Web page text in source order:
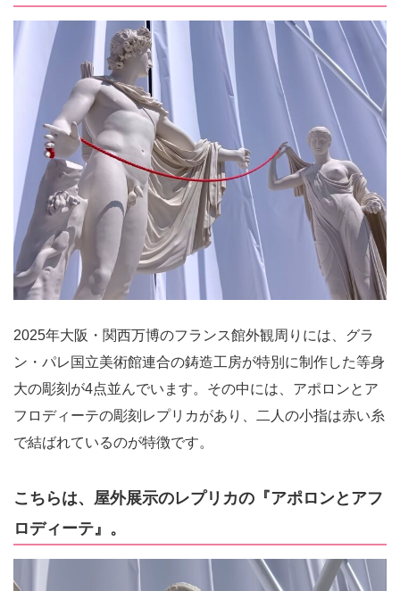
2025年大阪・関西万博のフランス館外観周りには、グラ
ン・パレ国立美術館連合の鋳造工房が特別に制作した等身
大の彫刻が4点並んでいます。その中には、アポロンとア
フロディーテの彫刻レプリカがあり、二人の小指は赤い糸
で結ばれているのが特徴です。
こちらは、屋外展示のレプリカの『アポロンとアフ
ロディーテ』。